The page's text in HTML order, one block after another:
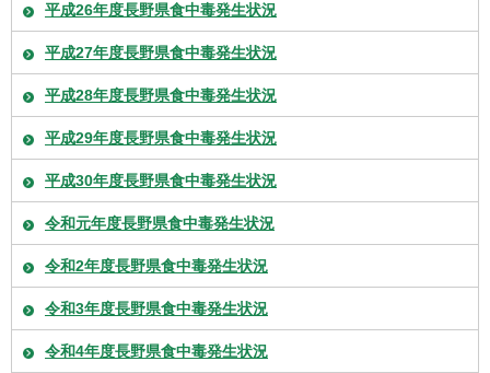
平成26年度長野県食中毒発生状況
平成27年度長野県食中毒発生状況
平成28年度長野県食中毒発生状況
平成29年度長野県食中毒発生状況
平成30年度長野県食中毒発生状況
令和元年度長野県食中毒発生状況
令和2年度長野県食中毒発生状況
令和3年度長野県食中毒発生状況
令和4年度長野県食中毒発生状況